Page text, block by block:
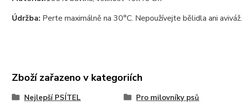
Údržba: Perte maximálně na 30°C. Nepoužívejte bělidla ani aviváž.
Zboží zařazeno v kategoriích
Nejlepší PSÍTEL Pro milovníky psů